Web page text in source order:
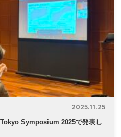
2025.11.25
Symposium 2025で発表し